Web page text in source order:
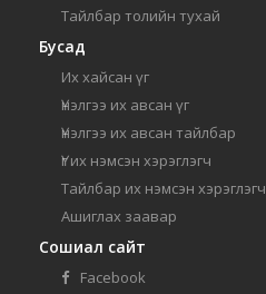
Тайлбар толийн тухай
Бусад
Их хайсан үг
Үнэлгээ их авсан үг
Үнэлгээ их авсан тайлбар
Үг их нэмсэн хэрэглэгч
Тайлбар их нэмсэн хэрэглэгч
Ашиглах заавар
Сошиал сайт
Facebook